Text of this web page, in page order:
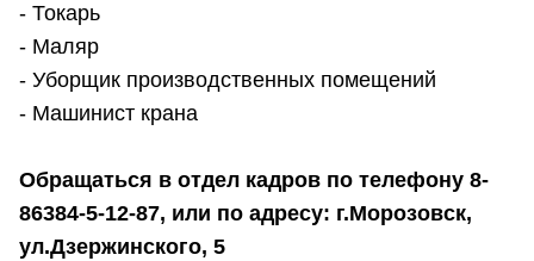
- Токарь
- Маляр
- Уборщик производственных помещений
- Машинист крана
Обращаться в отдел кадров по телефону 8-
86384-5-12-87, или по адресу: г.Морозовск,
ул.Дзержинского, 5